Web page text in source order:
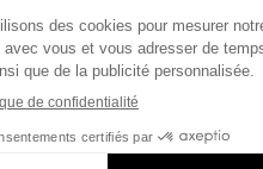
Quantité
AJOUTER AU PANIER
© 2026 Mauviel 1830.
légales Conditions générales de vente
protection des données personnelles
vos préférences en matière de cookies